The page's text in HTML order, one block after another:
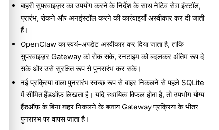
बाहरी सुपरवाइज़र का उपयोग करने के निर्देश के साथ नेटिव सेवा इंस्टॉल,
प्रारंभ, रोकने और अनइंस्टॉल करने की कार्रवाइयाँ अस्वीकार कर दी जाती
हैं।
OpenClaw का स्वयं-अपडेट अस्वीकार कर दिया जाता है, ताकि
सुपरवाइज़र Gateway को रोक सके, रनटाइम को बदलकर अंतिम रूप दे
सके और उसे सुरक्षित रूप से पुनरारंभ कर सके।
नई प्रक्रिया वाला पुनरारंभ स्वच्छ रूप से बाहर निकलने से पहले SQLite
में सीमित हैंडऑफ़ लिखता है। यदि स्थायित्व विफल होता है, तो उपभोग योग्य
हैंडऑफ़ के बिना बाहर निकलने के बजाय Gateway प्रक्रिया के भीतर
पुनरारंभ पर वापस जाता है।